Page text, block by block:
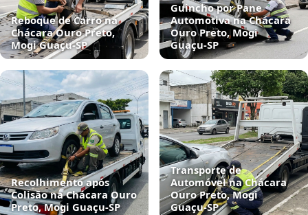
Reboque de Carro na
Chácara Ouro Preto,
Mogi Guaçu‑SP
Guincho por Pane
Automotiva na Chácara
Ouro Preto, Mogi
Guaçu‑SP
Recolhimento após
Colisão na Chácara Ouro
Preto, Mogi Guaçu‑SP
Transporte de
Automóvel na Chácara
Ouro Preto, Mogi
Guaçu‑SP